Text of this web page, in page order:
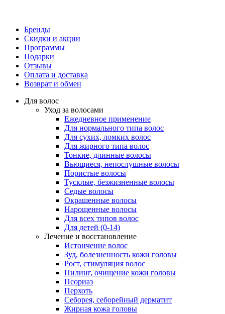
Бренды
Скидки и акции
Программы
Подарки
Отзывы
Оплата и доставка
Возврат и обмен
Для волос
Уход за волосами
Ежедневное применение
Для нормального типа волос
Для сухих, ломких волос
Для жирного типа волос
Тонкие, длинные волосы
Вьющиеся, непослушные волосы
Пористые волосы
Тусклые, безжизненные волосы
Седые волосы
Окрашенные волосы
Нарощенные волосы
Для всех типов волос
Для детей (0-14)
Лечение и восстановление
Истончение волос
Зуд, болезненность кожи головы
Рост, стимуляция волос
Пилинг, очищение кожи головы
Псориаз
Перхоть
Себорея, себорейный дерматит
Жирная кожа головы